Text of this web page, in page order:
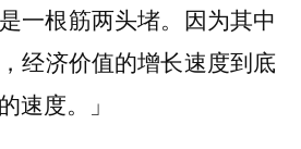
一根筋两头堵。因为其中
经济价值的增长速度到底
速度。
」